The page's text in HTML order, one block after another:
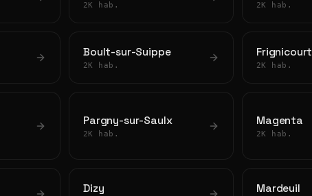
2K hab. 2K hab.
Boult-sur-Suippe
2K hab.
Frignicourt
2K hab.
Pargny-sur-Saulx
2K hab.
Magenta
2K hab.
Dizy Mardeuil